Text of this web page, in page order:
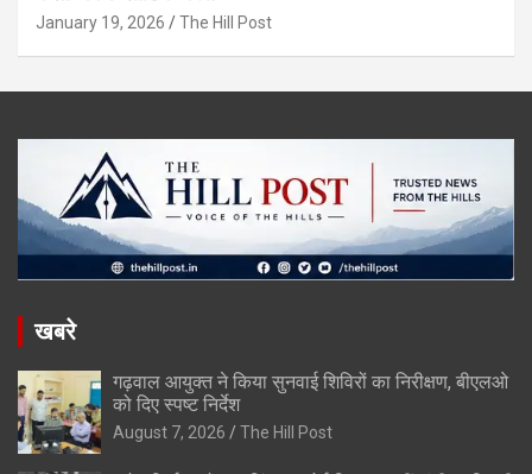
January 19, 2026 The Hill Post
खबरे
गढ़वाल आयुक्त ने किया सुनवाई शिविरों का निरीक्षण, बीएलओ
को दिए स्पष्ट निर्देश
August 7, 2026 The Hill Post